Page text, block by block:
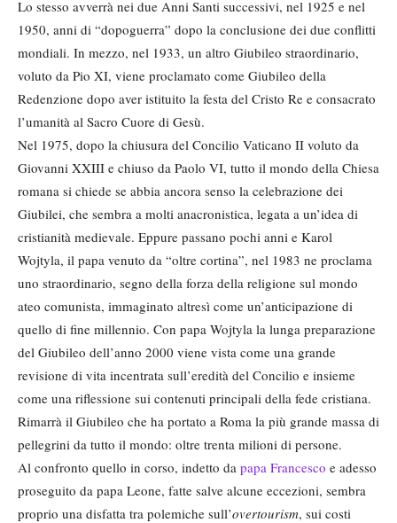
Lo stesso avverrà nei due Anni Santi successivi, nel 1925 e nel
1950, anni di “dopoguerra” dopo la conclusione dei due conflitti
mondiali. In mezzo, nel 1933, un altro Giubileo straordinario,
voluto da Pio XI, viene proclamato come Giubileo della
Redenzione dopo aver istituito la festa del Cristo Re e consacrato
l’umanità al Sacro Cuore di Gesù.
Nel 1975, dopo la chiusura del Concilio Vaticano II voluto da
Giovanni XXIII e chiuso da Paolo VI, tutto il mondo della Chiesa
romana si chiede se abbia ancora senso la celebrazione dei
Giubilei, che sembra a molti anacronistica, legata a un’idea di
cristianità medievale. Eppure passano pochi anni e Karol
Wojtyla, il papa venuto da “oltre cortina”, nel 1983 ne proclama
uno straordinario, segno della forza della religione sul mondo
ateo comunista, immaginato altresì come un’anticipazione di
quello di fine millennio. Con papa Wojtyla la lunga preparazione
del Giubileo dell’anno 2000 viene vista come una grande
revisione di vita incentrata sull’eredità del Concilio e insieme
come una riflessione sui contenuti principali della fede cristiana.
Rimarrà il Giubileo che ha portato a Roma la più grande massa di
pellegrini da tutto il mondo: oltre trenta milioni di persone.
Al confronto quello in corso, indetto da papa Francesco e adesso
proseguito da papa Leone, fatte salve alcune eccezioni, sembra
proprio una disfatta tra polemiche sull’overtourism, sui costi